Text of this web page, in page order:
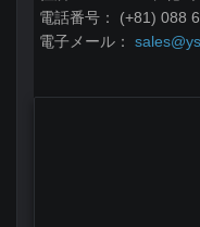
電話番号： (+81) 088
電子メール：